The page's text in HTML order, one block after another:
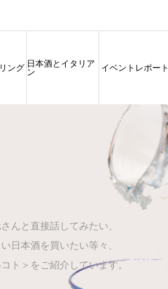
ング 日本酒とイタリア
ン イベントレポート
んと直接話してみたい、
日本酒を買いたい等々、
ト＞をご紹介しています。